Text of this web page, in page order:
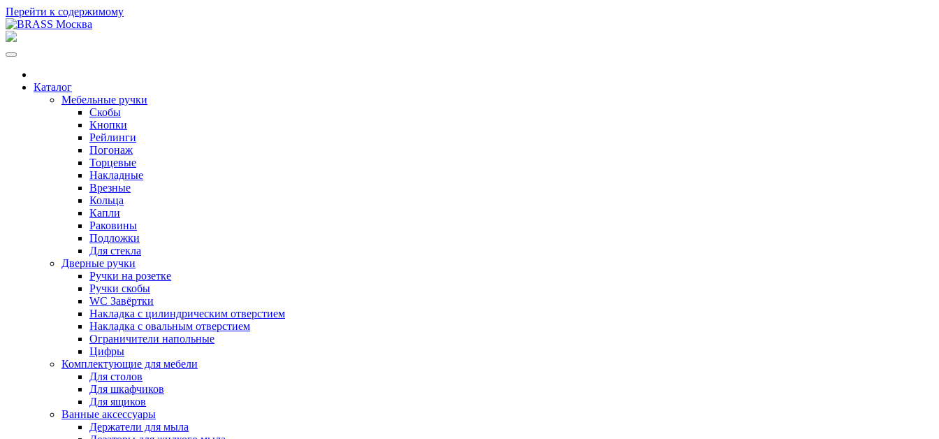
Перейти к содержимому
Каталог
Мебельные ручки
Скобы
Кнопки
Рейлинги
Погонаж
Торцевые
Накладные
Врезные
Кольца
Капли
Раковины
Подложки
Для стекла
Дверные ручки
Ручки на розетке
Ручки скобы
WC Завёртки
Накладка с цилиндрическим отверстием
Накладка с овальным отверстием
Ограничители напольные
Цифры
Комплектующие для мебели
Для столов
Для шкафчиков
Для ящиков
Ванные аксессуары
Держатели для мыла